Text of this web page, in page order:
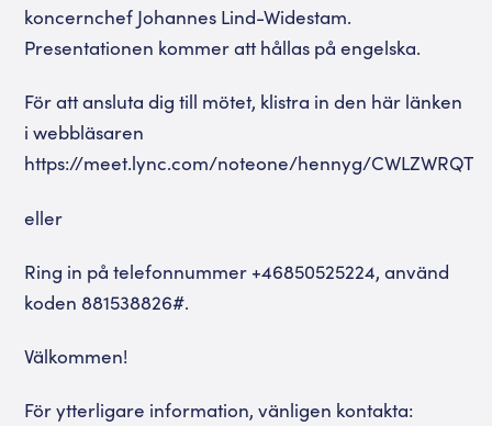
koncernchef Johannes Lind-Widestam.
Presentationen kommer att hållas på engelska.
För att ansluta dig till mötet, klistra in den här länken
i webbläsaren
https://meet.lync.com/noteone/hennyg/CWLZWRQT
eller
Ring in på telefonnummer +46850525224, använd
koden 881538826#.
Välkommen!
För ytterligare information, vänligen kontakta: